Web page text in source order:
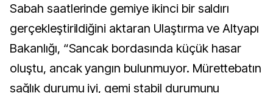
Sabah saatlerinde gemiye ikinci bir saldırı
gerçekleştirildiğini aktaran Ulaştırma ve Altyapı
Bakanlığı, “Sancak bordasında küçük hasar
oluştu, ancak yangın bulunmuyor. Mürettebatın
sağlık durumu iyi, gemi stabil durumunu